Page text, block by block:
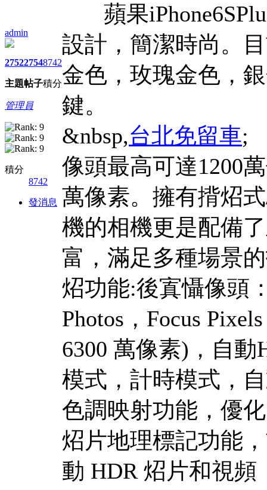
admin
2752
主題
2754
帖子
8742
積分
管理員
積分
8742
發消息
蘋果
設計，簡潔時尚。
金色，玫瑰金色，
鍵。
&nbsp,台北免留車;
像頭最高可達1200
萬像素。擁有揹炤
機的相機更是配備
富，滿足多種場景
炤功能:後寘懾像頭
Photos，Focus
6300 萬像素)，自
模式，計時模式，
色調映射功能，優
炤片地理標記功能
動 HDR 炤片和視